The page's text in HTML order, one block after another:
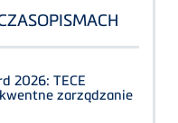
2026: TECE
zarządzanie